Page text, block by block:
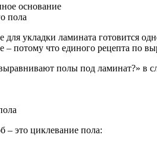
основание
пола
для укладки ламината готовится
– потому что единого рецепта по
полы под ламинат?» в
– это циклевание пола: